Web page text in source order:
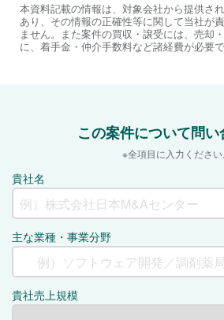
本資料記載の情報は、対象会社から提供さ
あり、その情報の正確性等に関して当社が
ません。また案件の買収・譲受には、売却
に、着手金・仲介手数料など諸経費が必要で